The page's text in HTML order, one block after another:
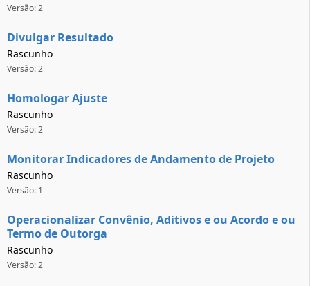
Versão: 2
Divulgar Resultado
Rascunho
Versão: 2
Homologar Ajuste
Rascunho
Versão: 2
Monitorar Indicadores de Andamento de Projeto
Rascunho
Versão: 1
Operacionalizar Convênio, Aditivos e ou Acordo e ou
Termo de Outorga
Rascunho
Versão: 2